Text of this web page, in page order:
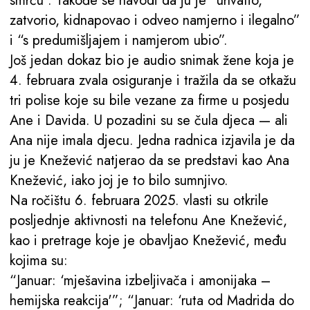
zatvorio, kidnapovao i odveo namjerno i ilegalno”
i “s predumišljajem i namjerom ubio”.
Još jedan dokaz bio je audio snimak žene koja je
4. februara zvala osiguranje i tražila da se otkažu
tri polise koje su bile vezane za firme u posjedu
Ane i Davida. U pozadini su se čula djeca — ali
Ana nije imala djecu. Jedna radnica izjavila je da
ju je Knežević natjerao da se predstavi kao Ana
Knežević, iako joj je to bilo sumnjivo.
Na ročištu 6. februara 2025. vlasti su otkrile
posljednje aktivnosti na telefonu Ane Knežević,
kao i pretrage koje je obavljao Knežević, među
kojima su:
“Januar: ‘mješavina izbeljivača i amonijaka –
hemijska reakcija'”; “Januar: ‘ruta od Madrida do